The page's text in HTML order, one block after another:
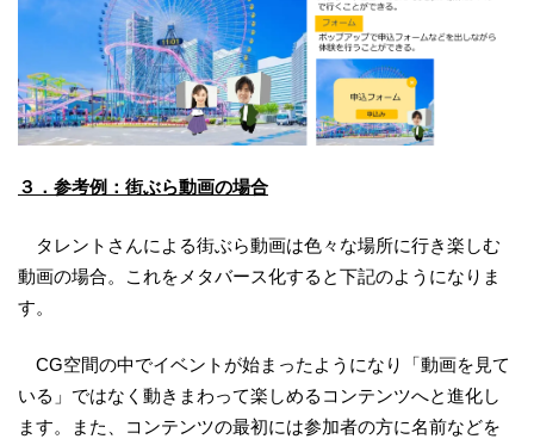
３．参考例：街ぶら動画の場合
タレントさんによる街ぶら動画は色々な場所に行き楽しむ
動画の場合。これをメタバース化すると下記のようになりま
す。
CG空間の中でイベントが始まったようになり「動画を見て
いる」ではなく動きまわって楽しめるコンテンツへと進化し
ます。また、コンテンツの最初には参加者の方に名前などを